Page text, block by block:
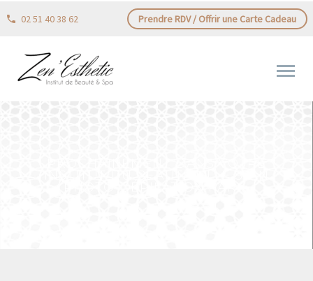
02 51 40 38 62 Prendre RDV / Offrir une Carte Cadeau